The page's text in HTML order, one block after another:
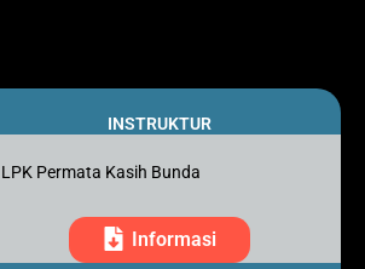
INSTRUKTUR
LPK Permata Kasih Bunda
Informasi